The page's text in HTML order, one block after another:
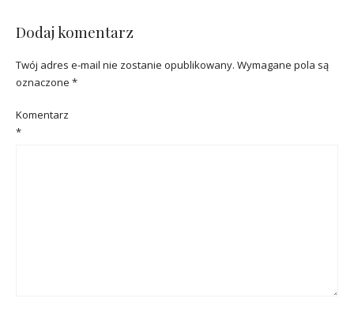
Dodaj komentarz
Twój adres e-mail nie zostanie opublikowany. Wymagane pola są
oznaczone *
Komentarz
*